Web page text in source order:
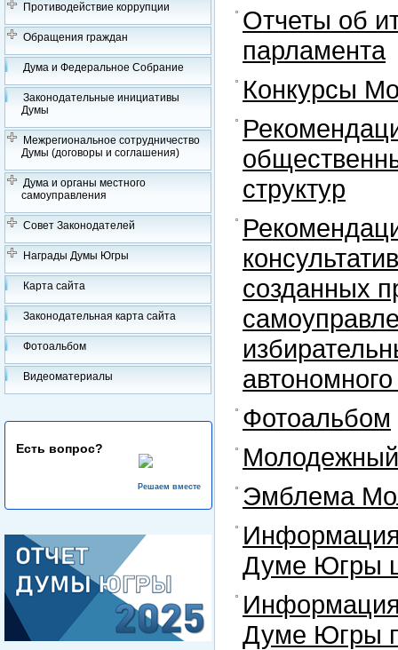
Противодействие коррупции
Обращения граждан
Дума и Федеральное Собрание
Законодательные инициативы
Думы
Межрегиональное сотрудничество
Думы (договоры и соглашения)
Дума и органы местного
самоуправления
Совет Законодателей
Награды Думы Югры
Карта сайта
Законодательная карта сайта
Фотоальбом
Видеоматериалы
Есть вопрос?
Решаем вместе
Отчеты об
парламента
Конкурсы
структур
созданных
Фотоальбом
Молодежный
Эмблема
Думе Югры
Думе Югры